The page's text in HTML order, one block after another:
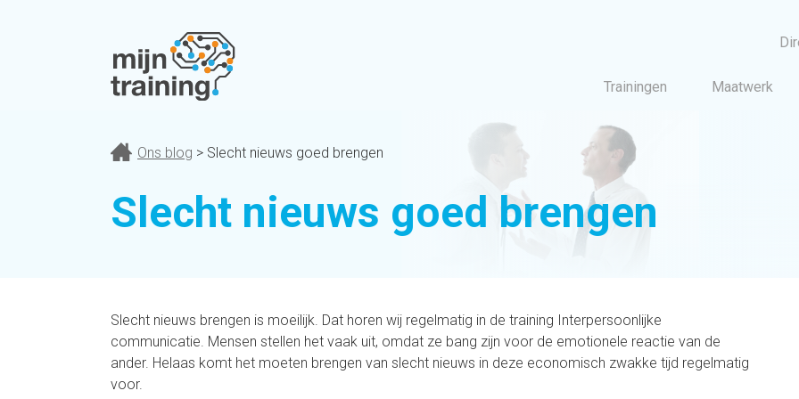
Trainingen Maatwerk
Ons blog > Slecht nieuws goed brengen
Slecht nieuws goed brengen
Slecht nieuws brengen is moeilijk. Dat horen wij regelmatig in de training Interpersoonlijke
communicatie. Mensen stellen het vaak uit, omdat ze bang zijn voor de emotionele reactie van de
ander. Helaas komt het moeten brengen van slecht nieuws in deze economisch zwakke tijd regelmatig
voor.